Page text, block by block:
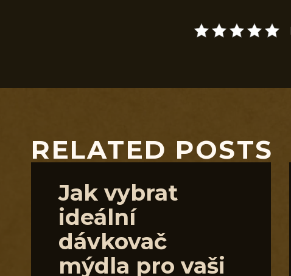
RELATED POSTS
Jak vybrat
ideální
dávkovač
mýdla pro vaši